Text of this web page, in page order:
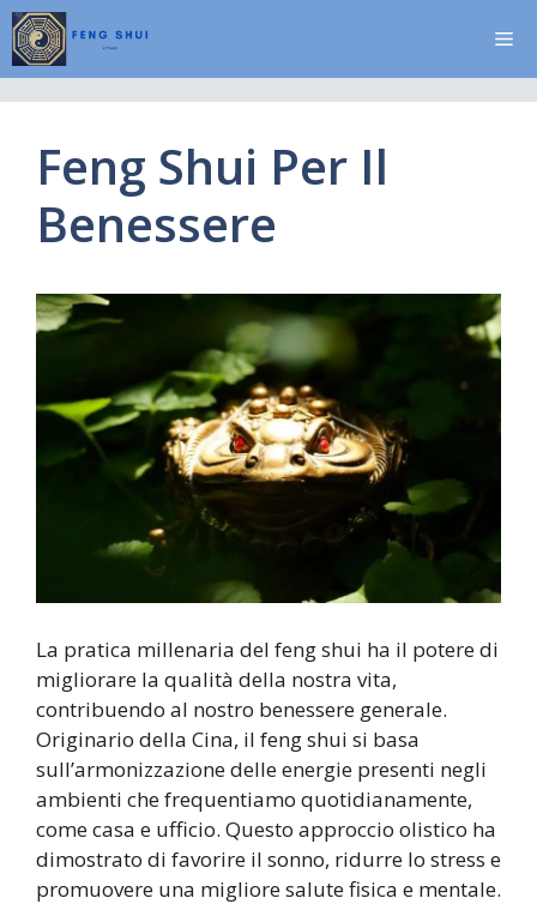
Vai
al
contenuto
Feng Shui Per Il
Benessere
La pratica millenaria del feng shui ha il potere di
migliorare la qualità della nostra vita,
contribuendo al nostro benessere generale.
Originario della Cina, il feng shui si basa
sull’armonizzazione delle energie presenti negli
ambienti che frequentiamo quotidianamente,
come casa e ufficio. Questo approccio olistico ha
dimostrato di favorire il sonno, ridurre lo stress e
promuovere una migliore salute fisica e mentale.